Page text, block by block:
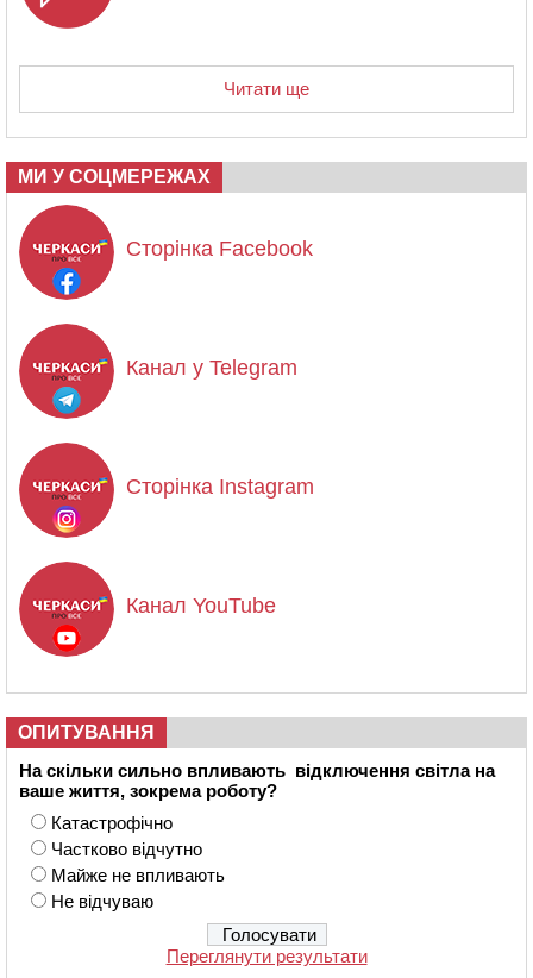
Читати ще
МИ У СОЦМЕРЕЖАХ
Сторінка Facebook
Канал у Telegram
Сторінка Instagram
Канал YouTube
ОПИТУВАННЯ
На скільки сильно впливають відключення світла на
ваше життя, зокрема роботу?
Катастрофічно
Частково відчутно
Майже не впливають
Не відчуваю
Переглянути результати